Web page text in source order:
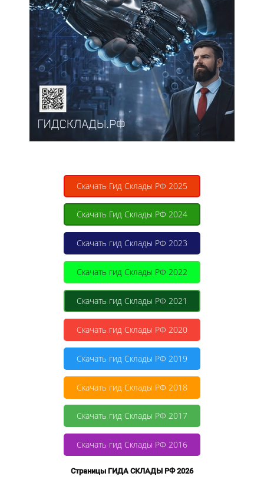
Скачать Гид Склады РФ 2025
Скачать Гид Склады РФ 2024
Скачать гид Склады РФ 2023
Скачать гид Склады РФ 2022
Скачать гид Склады РФ 2021
Скачать гид Склады РФ 2020
Скачать гид Склады РФ 2019
Скачать гид Склады РФ 2018
Скачать гид Склады РФ 2017
Скачать гид Склады РФ 2016
Страницы ГИДА СКЛАДЫ РФ 2026